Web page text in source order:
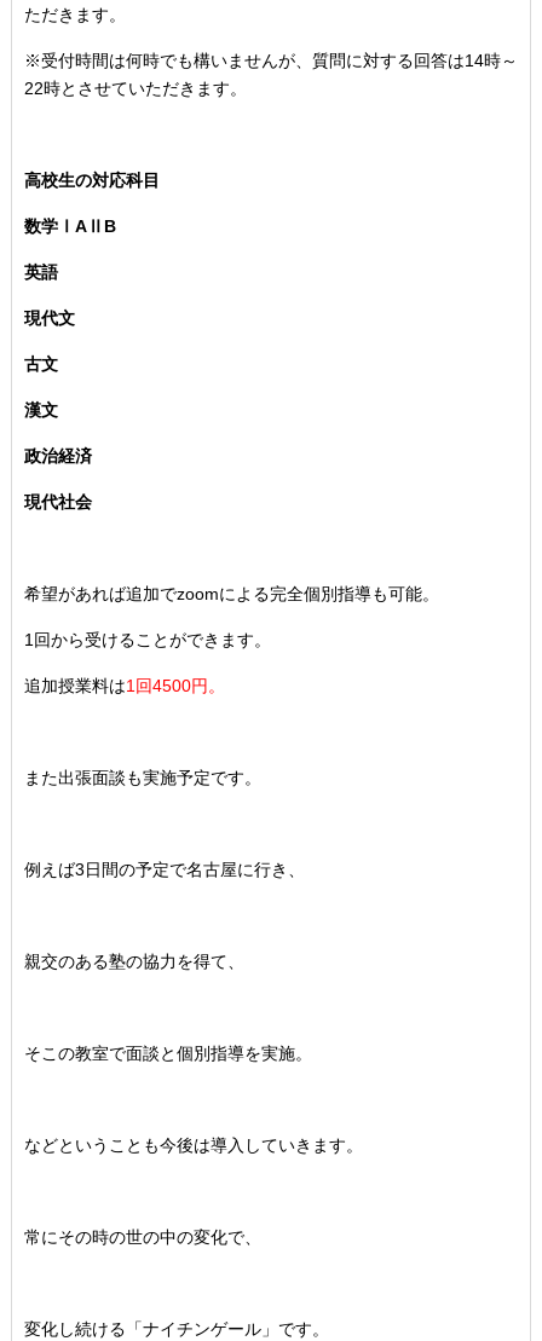
ただきます。
※受付時間は何時でも構いませんが、質問に対する回答は14時～
22時とさせていただきます。
高校生の対応科目
数学ⅠAⅡB
英語
現代文
古文
漢文
政治経済
現代社会
希望があれば追加でzoomによる完全個別指導も可能。
1回から受けることができます。
追加授業料は1回4500円。
また出張面談も実施予定です。
例えば3日間の予定で名古屋に行き、
親交のある塾の協力を得て、
そこの教室で面談と個別指導を実施。
などということも今後は導入していきます。
常にその時の世の中の変化で、
変化し続ける「ナイチンゲール」です。